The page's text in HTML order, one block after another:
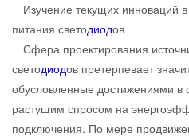
Изучение текущих инноваций
питания светодиодов
Сфера проектирования
светодиодов претерпевает
обусловленные достижениями в
растущим спросом на
подключения. По мере